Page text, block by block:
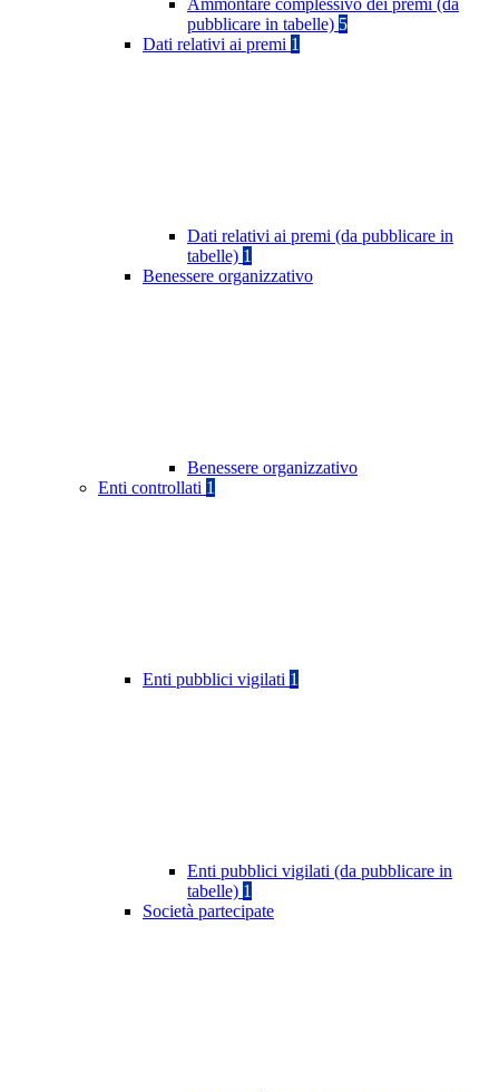
Ammontare complessivo dei premi (da
pubblicare in tabelle) 5
Dati relativi ai premi 1
Dati relativi ai premi (da pubblicare in
tabelle) 1
Benessere organizzativo
Benessere organizzativo
Enti controllati 1
Enti pubblici vigilati 1
Enti pubblici vigilati (da pubblicare in
tabelle) 1
Società partecipate